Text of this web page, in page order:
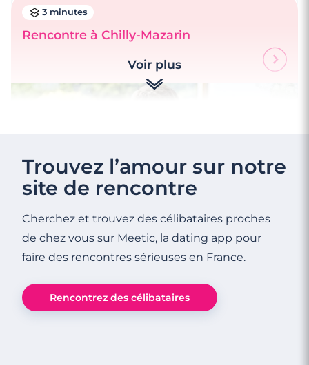
3 minutes
Rencontre à Chilly-Mazarin
4 minutes
Voir plus
Trouvez l’amour sur notre
site de rencontre
Cherchez et trouvez des célibataires proches
de chez vous sur Meetic, la dating app pour
faire des rencontres sérieuses en France.
Rencontrez des célibataires